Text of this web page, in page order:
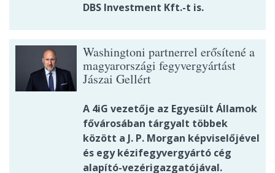
DBS Investment Kft.-t is.
Washingtoni partnerrel erősítené a
magyarországi fegyvergyártást
Jászai Gellért
A 4iG vezetője az Egyesült Államok
fővárosában tárgyalt többek
között a J. P. Morgan képviselőjével
és egy kézifegyvergyártó cég
alapító-vezérigazgatójával.